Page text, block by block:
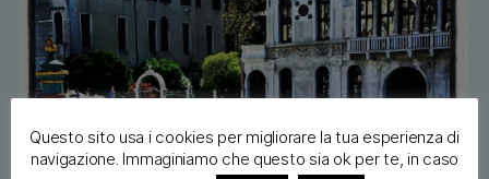
Questo sito usa i cookies per migliorare la tua esperienza di
navigazione. Immaginiamo che questo sia ok per te, in caso